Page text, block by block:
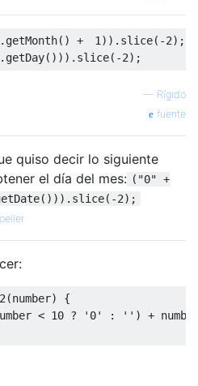
. getMonth() + 1 )). slice(-2);
. getDay())). slice(-2);
— Rígido
fuente
quiso decir lo siguiente
el día del mes: ("0" +
2);
(number)
{
< 10 ? '0' : '' )
+